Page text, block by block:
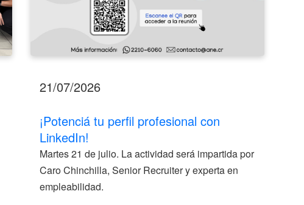
21/07/2026
¡Potenciá tu perfil profesional con
LinkedIn!
Martes 21 de julio. La actividad será impartida por
Caro Chinchilla, Senior Recruiter y experta en
empleabilidad.